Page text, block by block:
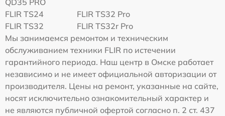
QD35 PRO
FLIR TS24
FLIR TS32 Pro
FLIR TS32
FLIR TS32r Pro
Мы занимаемся ремонтом и техническим
обслуживанием техники FLIR по истечении
гарантийного периода. Наш центр в Омске работает
независимо и не имеет официальной авторизации от
производителя. Цены на ремонт, указанные на сайте,
носят исключительно ознакомительный характер и
не являются публичной офертой согласно п. 2 ст. 437